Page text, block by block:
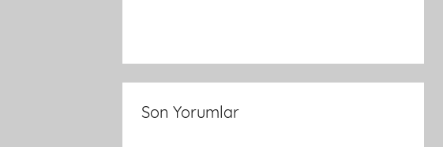
Son Yorumlar